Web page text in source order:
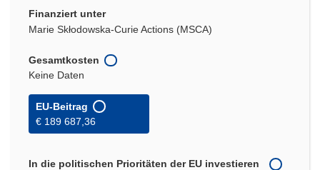
Finanziert unter
Marie Skłodowska-Curie Actions (MSCA)
Gesamtkosten
Keine Daten
EU-Beitrag
€ 189 687,36
In die politischen Prioritäten der EU investieren